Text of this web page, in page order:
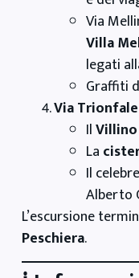
Via
Villa
legati
Graffiti
Via
Il
La
Il celebre
Alberto
L’escursione
Peschiera.